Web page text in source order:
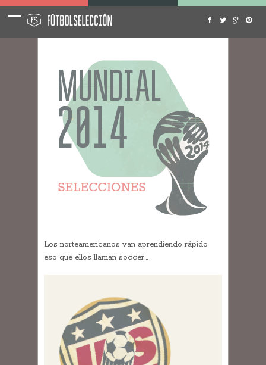
Los norteamericanos van aprendiendo rápido
eso que ellos llaman soccer…